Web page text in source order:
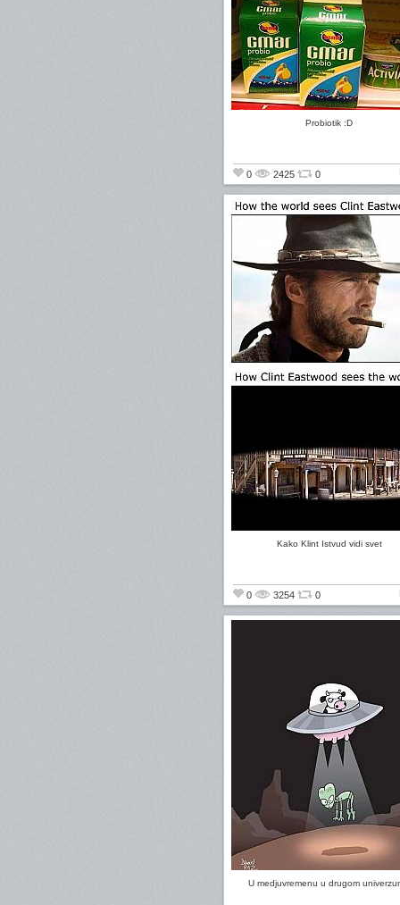
Probiotik :D
0 2425 0
Kako Klint Istvud vidi svet
0 3254 0
U medjuvremenu u drugom